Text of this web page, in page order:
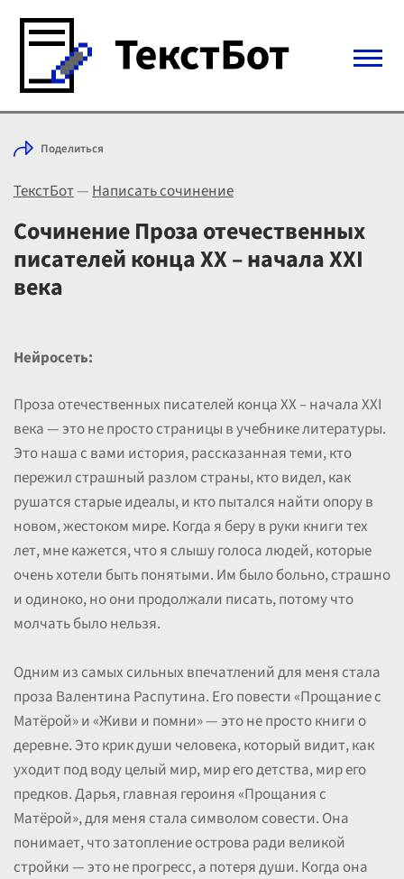
Войти с Telegram
Выбрать режим
Цены
Поделиться
ТекстБот—Написать сочинение
Сочинение Проза отечественных
писателей конца XX – начала XXI
века
Нейросеть:
Проза отечественных писателей конца XX – начала XXI
века — это не просто страницы в учебнике литературы.
Это наша с вами история, рассказанная теми, кто
пережил страшный разлом страны, кто видел, как
рушатся старые идеалы, и кто пытался найти опору в
новом, жестоком мире. Когда я беру в руки книги тех
лет, мне кажется, что я слышу голоса людей, которые
очень хотели быть понятыми. Им было больно, страшно
и одиноко, но они продолжали писать, потому что
молчать было нельзя.
Одним из самых сильных впечатлений для меня стала
проза Валентина Распутина. Его повести «Прощание с
Матёрой» и «Живи и помни» — это не просто книги о
деревне. Это крик души человека, который видит, как
уходит под воду целый мир, мир его детства, мир его
предков. Дарья, главная героиня «Прощания с
Матёрой», для меня стала символом совести. Она
понимает, что затопление острова ради великой
стройки — это не прогресс, а потеря души. Когда она